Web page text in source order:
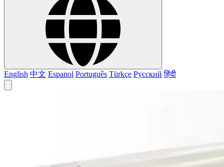
English 中文 Espanol Português Türkçe Русский हिंदी